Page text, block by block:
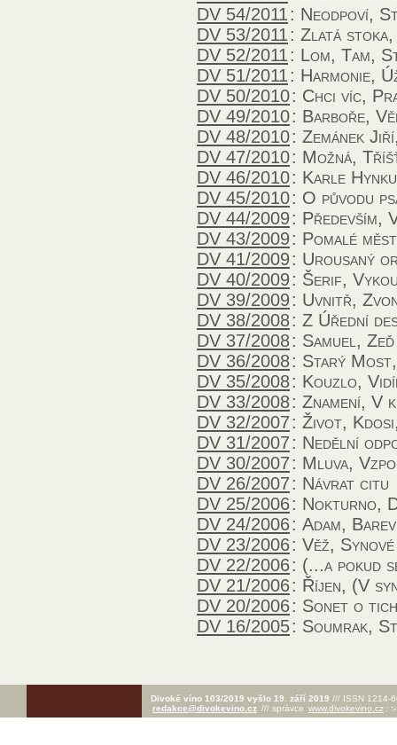
DV 54/2011: Neodpoví,
DV 53/2011: Zlatá stoka,
DV 52/2011: Lom, Tam,
DV 51/2011: Harmonie,
DV 50/2010: Chci víc,
DV 49/2010: Barboře,
DV 48/2010: Zemánek
DV 47/2010: Možná,
DV 46/2010: Karle
DV 45/2010: O původu
DV 44/2009: Především,
DV 43/2009: Pomalé
DV 41/2009: Urousaný
DV 40/2009: Šerif,
DV 39/2009: Uvnitř,
DV 38/2008: Z Úřední
DV 37/2008: Samuel, Zeď
DV 36/2008: Starý
DV 35/2008: Kouzlo,
DV 33/2008: Znamení, V
DV 32/2007: Život,
DV 31/2007: Nedělní
DV 30/2007: Mluva,
DV 26/2007: Návrat citu
DV 25/2006: Nokturno,
DV 24/2006: Adam,
DV 23/2006: Věž, Synové
DV 22/2006: (...a pokud
DV 21/2006: Říjen, (V
DV 20/2006: Sonet o
DV 16/2005: Soumrak,
Divoké víno 103/2019 vyšlo 19. září 2019 /// ISSN 1214-
redakce@divokevino.cz /// správce www.divokevino.cz :